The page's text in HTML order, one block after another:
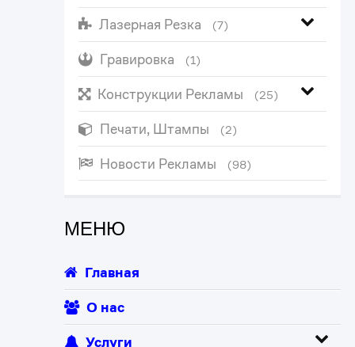
Лазерная Резка (7)
Гравировка (1)
Конструкции Рекламы (25)
Печати, Штампы (2)
Новости Рекламы (98)
МЕНЮ
Главная
О нас
Услуги